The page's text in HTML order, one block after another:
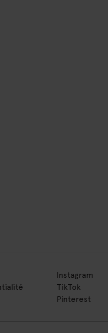
Instagram
TikTok
Pinterest